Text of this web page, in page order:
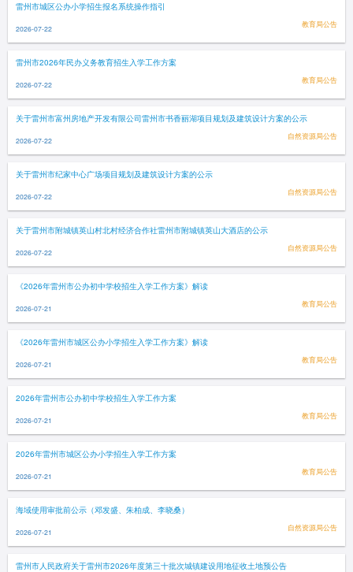
雷州市城区公办小学招生报名系统操作指引
2026-07-22 教育局公告
雷州市2026年民办义务教育招生入学工作方案
2026-07-22 教育局公告
关于雷州市富州房地产开发有限公司雷州市书香丽湖项目规划及建筑设计方案的公示
2026-07-22 自然资源局公告
关于雷州市纪家中心广场项目规划及建筑设计方案的公示
2026-07-22 自然资源局公告
关于雷州市附城镇英山村北村经济合作社雷州市附城镇英山大酒店的公示
2026-07-22 自然资源局公告
《2026年雷州市公办初中学校招生入学工作方案》解读
2026-07-21 教育局公告
《2026年雷州市城区公办小学招生入学工作方案》解读
2026-07-21 教育局公告
2026年雷州市公办初中学校招生入学工作方案
2026-07-21 教育局公告
2026年雷州市城区公办小学招生入学工作方案
2026-07-21 教育局公告
海域使用审批前公示（邓发盛、朱柏成、李晓桑）
2026-07-21 自然资源局公告
雷州市人民政府关于雷州市2026年度第三十批次城镇建设用地征收土地预公告